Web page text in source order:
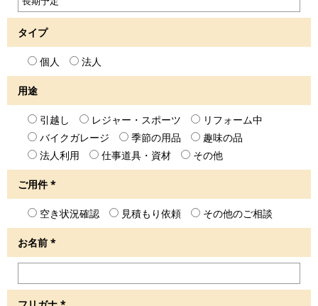
タイプ
個人 法人
用途
引越し レジャー・スポーツ
リフォーム中
バイクガレージ
季節の用品
趣味の品
法人利用
仕事道具・資材 その他
ご用件*
空き状況確認 見積もり依頼 その他のご相談
お名前 *